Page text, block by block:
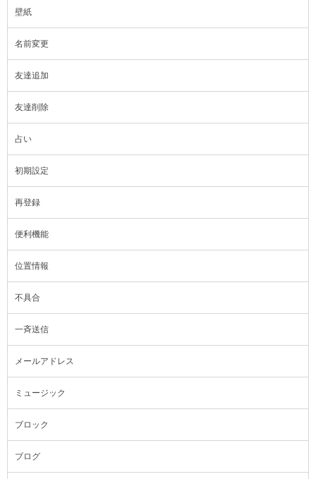
壁紙
名前変更
友達追加
友達削除
占い
初期設定
再登録
便利機能
位置情報
不具合
一斉送信
メールアドレス
ミュージック
ブロック
ブログ